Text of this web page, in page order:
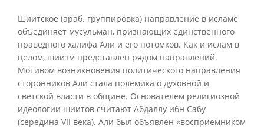
Шиитское (араб. группировка) направление в исламе
объединяет мусульман, признающих единственного
праведного халифа Али и его потомков. Как и ислам в
целом, шиизм представлен рядом направлений.
Мотивом возникновения политического направления
сторонников Али стала полемика о духовной и
светской власти в общине. Основателем религиозной
идеологии шиитов считают Абдаллу ибн Сабу
(середина VII века). Али был объявлен «восприемником